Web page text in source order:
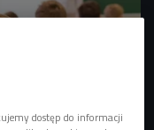
dostęp do informacji